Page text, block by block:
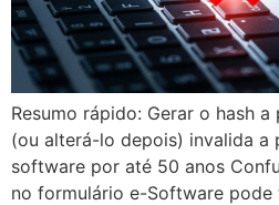
Resumo rápido: Gerar o hash
(ou alterá-lo depois) invalida a
software por até 50 anos
no formulário e-Software